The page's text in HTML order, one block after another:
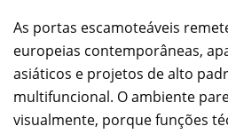
As portas escamoteáveis
europeias contemporâneas,
asiáticos e projetos de alto
multifuncional. O ambiente
visualmente, porque funções